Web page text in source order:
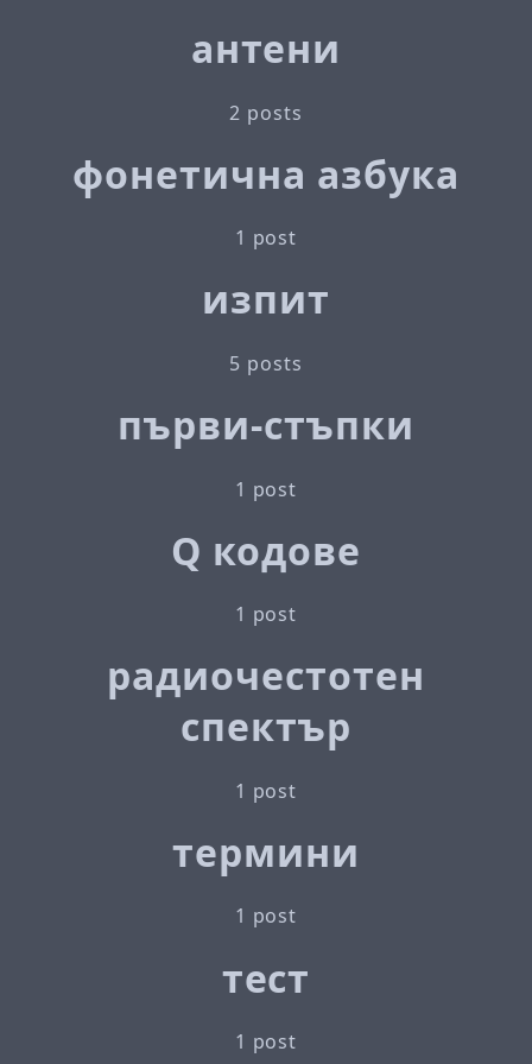
антени
2 posts
фонетична азбука
1 post
изпит
5 posts
първи-стъпки
1 post
Q кодове
1 post
радиочестотен
спектър
1 post
термини
1 post
тест
1 post